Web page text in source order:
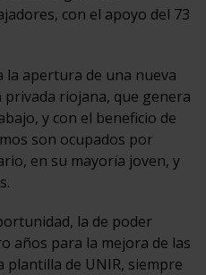
con el apoyo del 73
la apertura de una nueva
riojana, que genera
y con el beneficio de
son ocupados por
en su mayoría joven, y
la de poder
años para la mejora de las
plantilla de UNIR, siempre